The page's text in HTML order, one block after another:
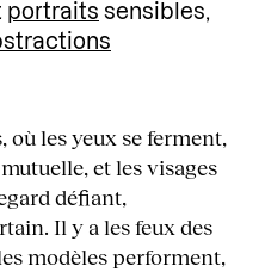
portraits sensibles,
où les yeux se ferment,
et les visages
défiant,
Il y a les feux des
modèles performent,